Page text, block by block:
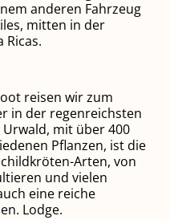
anderen Fahrzeug
mitten in der
Ricas.
reisen wir zum
in der regenreichsten
Urwald, mit über 400
Pflanzen, ist die
Arten, von
und vielen
eine reiche
Lodge.